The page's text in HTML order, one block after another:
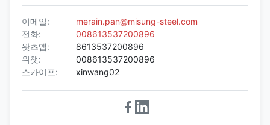
이메일:
merain.pan@misung-steel.com
전화:
008613537200896
왓츠앱:
8613537200896
위챗:
008613537200896
스카이프:
xinwang02